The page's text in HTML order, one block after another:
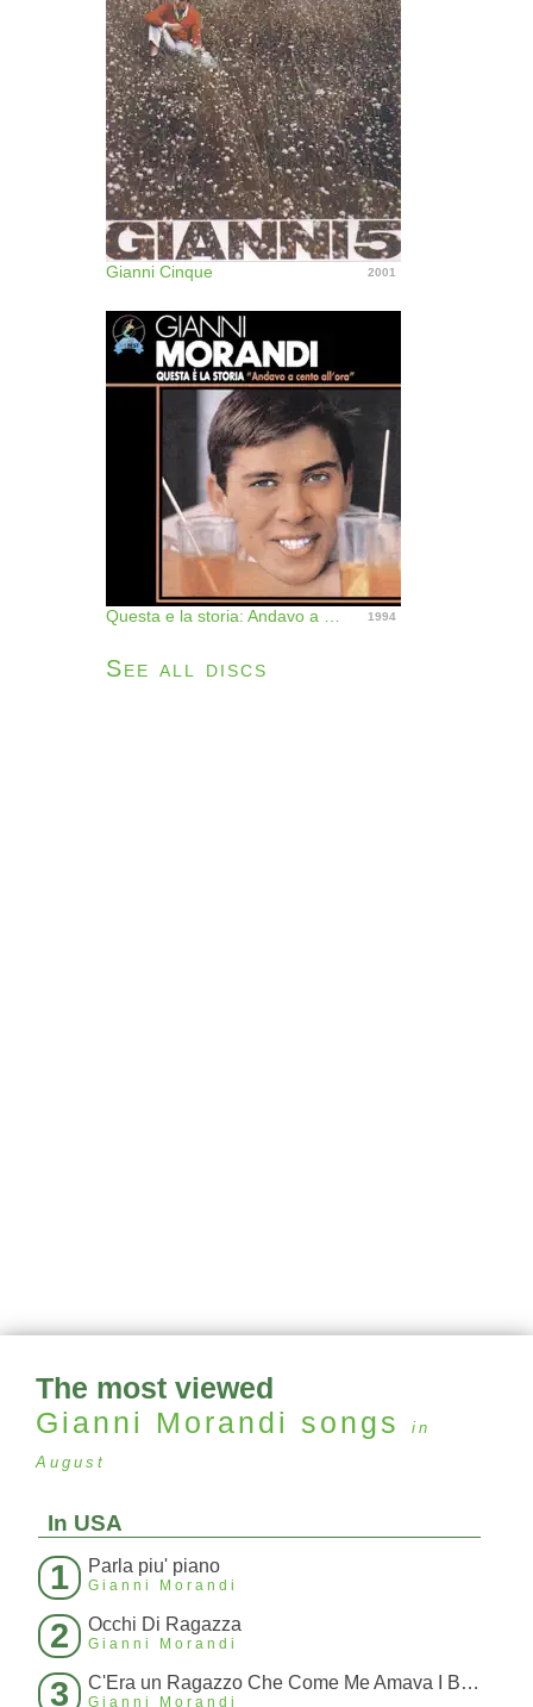
Gianni Cinque 2001
1994
See all discs
The most viewed
Gianni Morandi songs
in
August
In USA
1 Parla piu' piano
Gianni Morandi
2 Occhi Di Ragazza
Gianni Morandi
3 C'Era un Ragazzo Che Come Me Amava I Beatles E I Rolling Stones
Gianni Morandi